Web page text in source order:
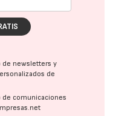
de newsletters y
de
comunicaciones